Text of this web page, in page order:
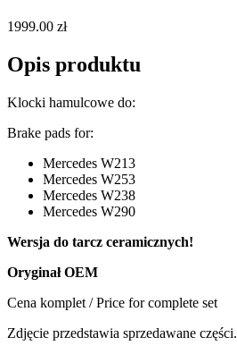
1999.00 zł
Opis produktu
Klocki hamulcowe do:
Brake pads for:
Mercedes W213
Mercedes W253
Mercedes W238
Mercedes W290
Wersja do tarcz ceramicznych!
Oryginał OEM
Cena komplet / Price for complete set
Zdjęcie przedstawia sprzedawane części.